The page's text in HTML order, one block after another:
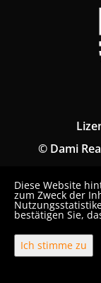
© Dami
Diese Website
zum Zweck der
bestätigen Sie,
Ich stimme zu